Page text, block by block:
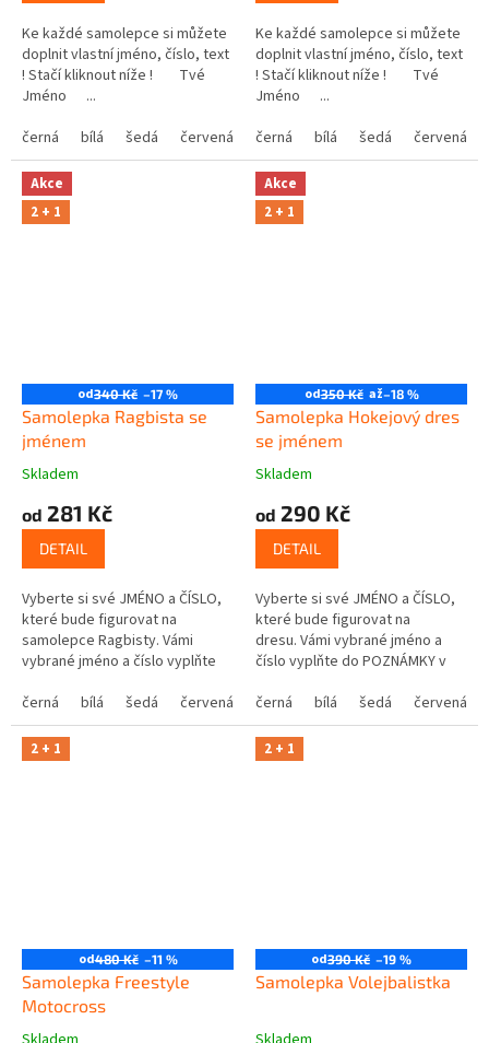
Ke každé samolepce si můžete
doplnit vlastní jméno, číslo, text
! Stačí kliknout níže ! Tvé
Jméno ...
černá
bílá šedá červená modrá žlutá zelená růžová
Ke každé samolepce si můžete
doplnit vlastní jméno, číslo, text
! Stačí kliknout níže ! Tvé
Jméno ...
černá
bílá šedá červená
Akce
2 + 1
od340 Kč –17 %
Samolepka Ragbista se
jménem
Skladem
od 281 Kč
DETAIL
Vyberte si své JMÉNO a ČÍSLO,
které bude figurovat na
samolepce Ragbisty. Vámi
vybrané jméno a číslo vyplňte
kroku košíku.
černá bílá šedá červená modrá žlutá zelená růžová
Akce
2 + 1
od350 Kč až–18 %
Samolepka Hokejový dres
se jménem
Skladem
od 290 Kč
DETAIL
Vyberte si své JMÉNO a ČÍSLO,
které bude figurovat na
dresu. Vámi vybrané jméno a
číslo vyplňte do POZNÁMKY v
černá
bílá šedá červená
2 + 1
od480 Kč –11 %
Samolepka Freestyle
Motocross
2 + 1
od390 Kč –19 %
Samolepka Volejbalistka